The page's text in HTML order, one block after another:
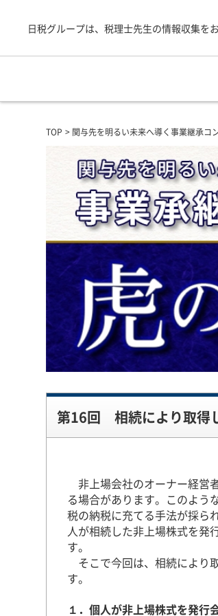
日税グループは、税理士先生の情報収集を
TOP 関与先を明るい未来へ導く事業継承
第16回 相続により取得
非上場会社のオーナー経営
る場合があります。このよう
税の納税に充てる手法が採ら
人が相続した非上場株式を発
す。
そこで今回は、相続により
す。
１．個人が非上場株式を発行